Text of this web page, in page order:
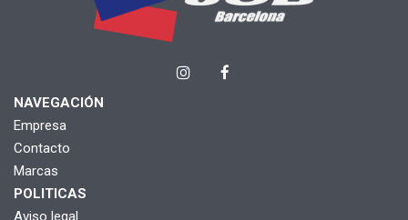
NAVEGACIÓN
Empresa
Contacto
Marcas
POLITICAS
Aviso legal